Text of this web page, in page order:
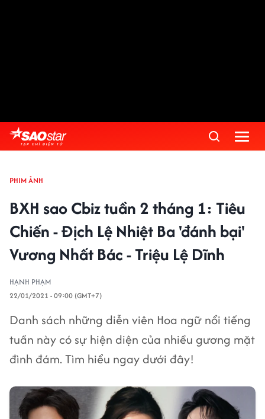
PHIM ẢNH
BXH sao Cbiz tuần 2 tháng 1: Tiêu
Chiến - Địch Lệ Nhiệt Ba 'đánh bại'
Vương Nhất Bác - Triệu Lệ Dĩnh
HẠNH PHẠM
22/01/2021 - 09:00 (GMT+7)
Danh sách những diễn viên Hoa ngữ nổi tiếng
tuần này có sự hiện diện của nhiều gương mặt
đình đám. Tìm hiểu ngay dưới đây!